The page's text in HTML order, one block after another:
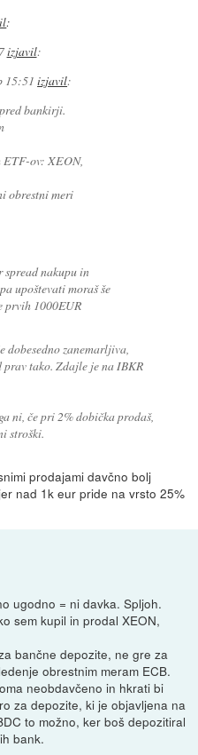
:
izjavil:
15:51 izjavil:
bankirji.
ETF-ov: XEON,
obrestni meri
spread nakupu in
upoštevati moraš še
prvih 1000EUR
dobesedno zanemarljiva,
prav tako. Zdajle je na IBKR
ni, če pri 2% dobička prodaš,
stroški.
prodajami davčno bolj
nad 1k eur pride na vrsto 25%
ugodno = ni davka. Spljoh.
sem kupil in prodal XEON,
bančne depozite, ne gre za
obrestnim meram ECB.
neobdavčeno in hkrati bi
za depozite, ki je objavljena na
to možno, ker boš depozitiral
bank.